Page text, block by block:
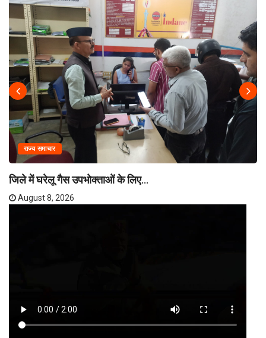
राज्य समाचार
जिले में घरेलू गैस उपभोक्ताओं के लिए...
August 8, 2026